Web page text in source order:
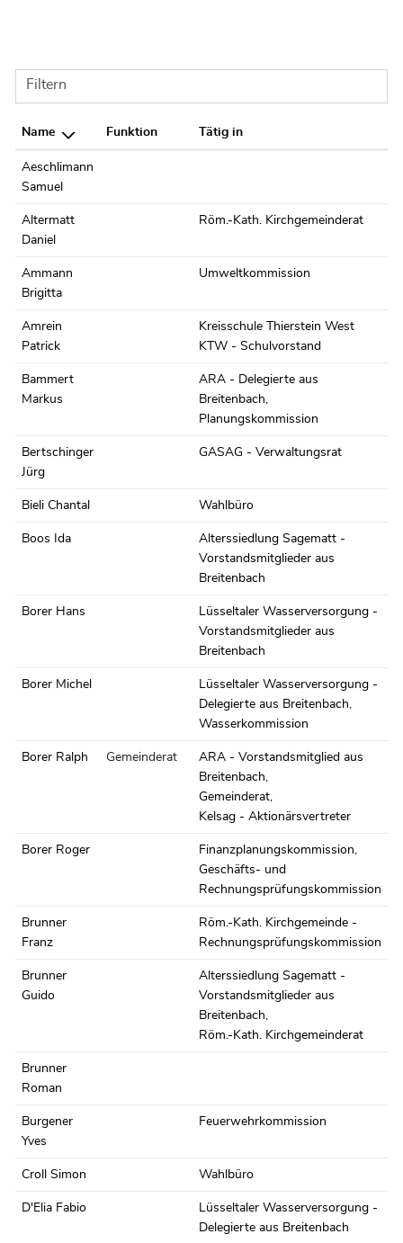
Filtern
Name Funktion Tätig in
Aeschlimann
Samuel
Altermatt
Daniel
Röm.-Kath. Kirchgemeinderat
Ammann
Brigitta
Umweltkommission
Amrein
Patrick
Kreisschule Thierstein West
KTW - Schulvorstand
Bammert
Markus
ARA - Delegierte aus
Breitenbach,
Planungskommission
Bertschinger
Jürg
GASAG - Verwaltungsrat
Bieli Chantal Wahlbüro
Boos Ida
Alterssiedlung Sagematt -
Vorstandsmitglieder aus
Breitenbach
Borer Hans
Lüsseltaler Wasserversorgung -
Vorstandsmitglieder aus
Breitenbach
Borer Michel
Lüsseltaler Wasserversorgung -
Delegierte aus Breitenbach,
Wasserkommission
Borer Ralph Gemeinderat
ARA - Vorstandsmitglied aus
Breitenbach,
Gemeinderat,
Kelsag - Aktionärsvertreter
Borer Roger Finanzplanungskommission,
Geschäfts- und
Rechnungsprüfungskommission
Brunner
Franz
Röm.-Kath. Kirchgemeinde -
Rechnungsprüfungskommission
Brunner
Guido
Alterssiedlung Sagematt -
Vorstandsmitglieder aus
Breitenbach,
Röm.-Kath. Kirchgemeinderat
Brunner
Roman
Burgener
Yves
Feuerwehrkommission
Croll Simon Wahlbüro
D'Elia Fabio
Lüsseltaler Wasserversorgung -
Delegierte aus Breitenbach